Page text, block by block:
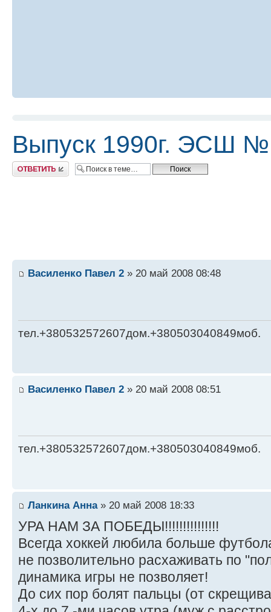
Выпуск 1990г. ЭСШ
Ответить
Василенко Павел 2 » 20 май 2008 08:48
тел.+380532572607дом.+380503040849моб.
Василенко Павел 2 » 20 май 2008 08:51
тел.+380532572607дом.+380503040849моб.
Ланкина Анна» 20 май 2008 18:33
УРА НАМ ЗА ПОБЕДЫ!!!!!!!!!!!!!!!
Всегда хоккей любила больше
не позволительно расхаживать по
динамика игры не позволяет!
До сих пор болят пальцы (от